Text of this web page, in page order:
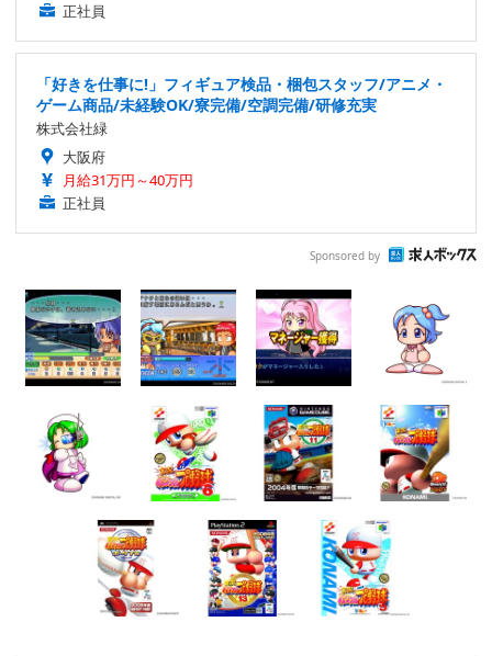
正社員
「好きを仕事に!」フィギュア検品・梱包スタッフ/アニメ・
ゲーム商品/未経験OK/寮完備/空調完備/研修充実
株式会社緑
大阪府
月給31万円～40万円
正社員
Sponsored by